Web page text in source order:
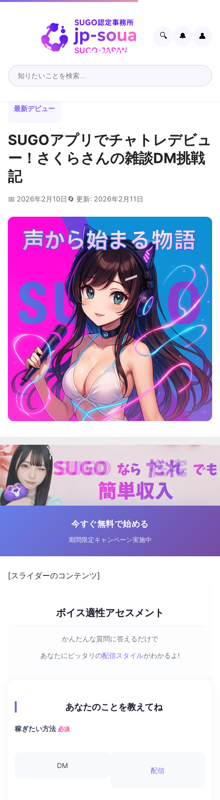
🔍 🔔 👤
最新デビュー
SUGOアプリでチャトレデビュ
ー！さくらさんの雑談DM挑戦
記
📅 2026年2月10日 🔄 更新: 2026年2月11日
今すぐ無料で始める
期間限定キャンペーン実施中
[スライダーのコンテンツ]
ボイス適性アセスメント
かんたんな質問に答えるだけで
あなたにピッタリの配信スタイルがわかるよ!
あなたのことを教えてね
稼ぎたい方法 必須
DM
配信